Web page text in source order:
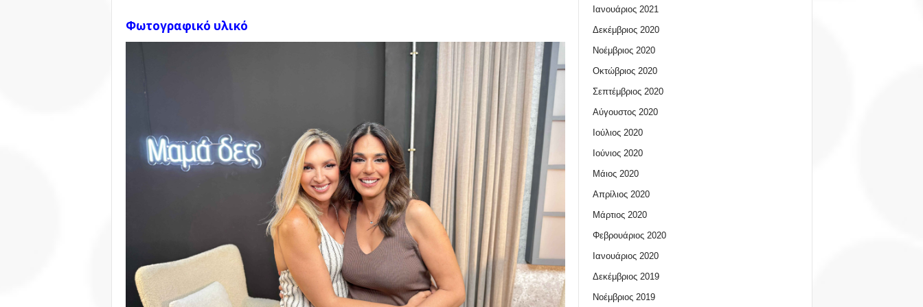
Φωτογραφικό υλικό
Ιανουάριος 2021
Δεκέμβριος 2020
Νοέμβριος 2020
Οκτώβριος 2020
Σεπτέμβριος 2020
Αύγουστος 2020
Ιούλιος 2020
Ιούνιος 2020
Μάιος 2020
Απρίλιος 2020
Μάρτιος 2020
Φεβρουάριος 2020
Ιανουάριος 2020
Δεκέμβριος 2019
Νοέμβριος 2019